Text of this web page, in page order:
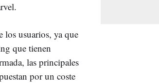
los usuarios, ya que
que tienen
las principales
por un coste